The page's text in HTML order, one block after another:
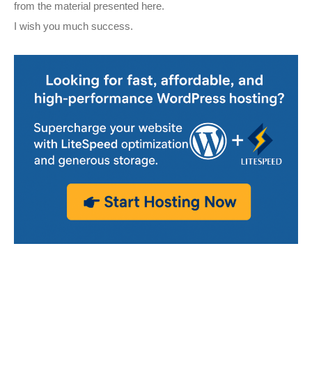
from the material presented here.
I wish you much success.